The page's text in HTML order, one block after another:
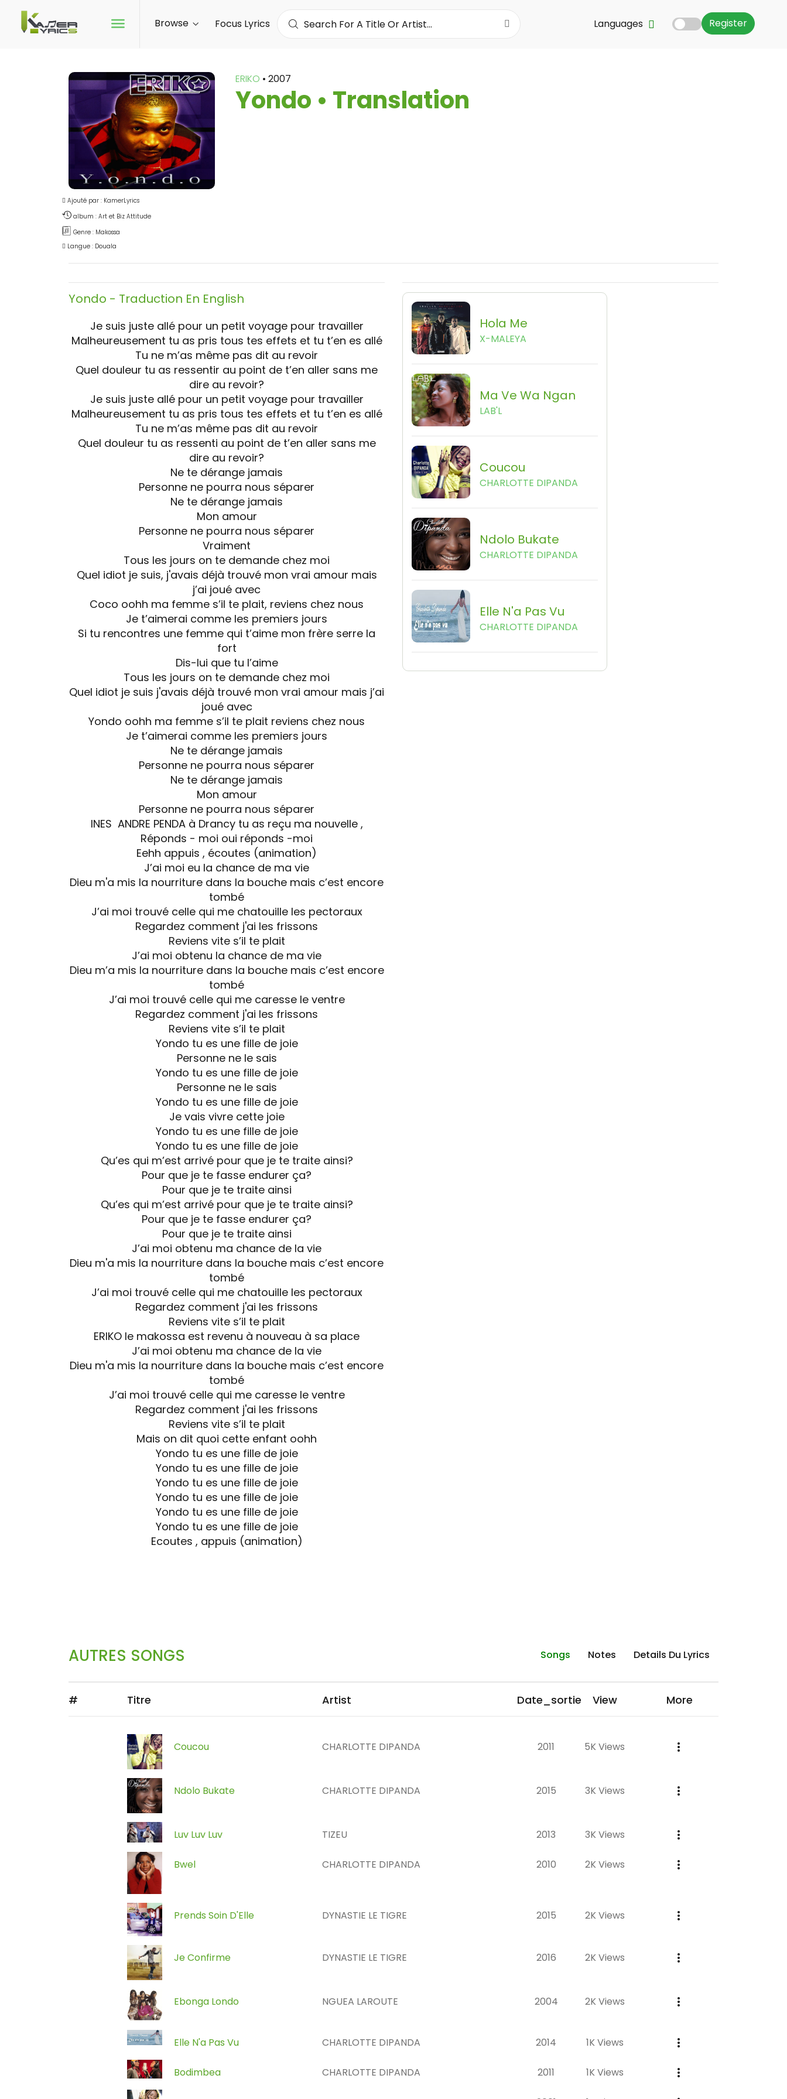
Register
Browse Focus Lyrics Languages
ERIKO • 2007
Yondo • Translation
Ajouté par : KamerLyrics
album : Art et Biz Attitude
Genre : Makossa
Langue : Douala
Yondo - Traduction En English
Je suis juste allé pour un petit voyage pour travailler
Malheureusement tu as pris tous tes effets et tu t’en es allé
Tu ne m’as même pas dit au revoir
Quel douleur tu as ressentir au point de t’en aller sans me
dire au revoir?
Je suis juste allé pour un petit voyage pour travailler
Malheureusement tu as pris tous tes effets et tu t’en es allé
Tu ne m’as même pas dit au revoir
Quel douleur tu as ressenti au point de t’en aller sans me
dire au revoir?
Ne te dérange jamais
Personne ne pourra nous séparer
Ne te dérange jamais
Mon amour
Personne ne pourra nous séparer
Vraiment
Tous les jours on te demande chez moi
Quel idiot je suis, j'avais déjà trouvé mon vrai amour mais
j’ai joué avec
Coco oohh ma femme s’il te plait, reviens chez nous
Je t’aimerai comme les premiers jours
Si tu rencontres une femme qui t’aime mon frère serre la
fort
Dis-lui que tu l’aime
Tous les jours on te demande chez moi
Quel idiot je suis j'avais déjà trouvé mon vrai amour mais j’ai
joué avec
Yondo oohh ma femme s’il te plait reviens chez nous
Je t’aimerai comme les premiers jours
Ne te dérange jamais
Personne ne pourra nous séparer
Ne te dérange jamais
Mon amour
Personne ne pourra nous séparer
INES ANDRE PENDA à Drancy tu as reçu ma nouvelle ,
Réponds - moi oui réponds -moi
Eehh appuis , écoutes (animation)
J’ai moi eu la chance de ma vie
Dieu m'a mis la nourriture dans la bouche mais c’est encore
tombé
J’ai moi trouvé celle qui me chatouille les pectoraux
Regardez comment j'ai les frissons
Reviens vite s’il te plait
J’ai moi obtenu la chance de ma vie
Dieu m’a mis la nourriture dans la bouche mais c’est encore
tombé
J’ai moi trouvé celle qui me caresse le ventre
Regardez comment j'ai les frissons
Reviens vite s’il te plait
Yondo tu es une fille de joie
Personne ne le sais
Yondo tu es une fille de joie
Personne ne le sais
Yondo tu es une fille de joie
Je vais vivre cette joie
Yondo tu es une fille de joie
Yondo tu es une fille de joie
Qu’es qui m’est arrivé pour que je te traite ainsi?
Pour que je te fasse endurer ça?
Pour que je te traite ainsi
Qu’es qui m’est arrivé pour que je te traite ainsi?
Pour que je te fasse endurer ça?
Pour que je te traite ainsi
J’ai moi obtenu ma chance de la vie
Dieu m'a mis la nourriture dans la bouche mais c’est encore
tombé
J’ai moi trouvé celle qui me chatouille les pectoraux
Regardez comment j'ai les frissons
Reviens vite s’il te plait
ERIKO le makossa est revenu à nouveau à sa place
J’ai moi obtenu ma chance de la vie
Dieu m'a mis la nourriture dans la bouche mais c’est encore
tombé
J’ai moi trouvé celle qui me caresse le ventre
Regardez comment j'ai les frissons
Reviens vite s’il te plait
Mais on dit quoi cette enfant oohh
Yondo tu es une fille de joie
Yondo tu es une fille de joie
Yondo tu es une fille de joie
Yondo tu es une fille de joie
Yondo tu es une fille de joie
Yondo tu es une fille de joie
Ecoutes , appuis (animation)
Hola Me
X-MALEYA
Ma Ve Wa Ngan
LAB'L
Coucou
CHARLOTTE DIPANDA
Ndolo Bukate
CHARLOTTE DIPANDA
Elle N'a Pas Vu
CHARLOTTE DIPANDA
AUTRES SONGS Songs Notes Details Du Lyrics
# Titre Artist Date_sortie View More
Coucou CHARLOTTE DIPANDA 2011 5K Views
Ndolo Bukate CHARLOTTE DIPANDA 2015 3K Views
Luv Luv Luv TIZEU 2013 3K Views
Bwel CHARLOTTE DIPANDA 2010 2K Views
Prends Soin D'Elle DYNASTIE LE TIGRE 2015 2K Views
Je Confirme DYNASTIE LE TIGRE 2016 2K Views
Ebonga Londo NGUEA LAROUTE 2004 2K Views
Elle N'a Pas Vu CHARLOTTE DIPANDA 2014 1K Views
Bodimbea CHARLOTTE DIPANDA 2011 1K Views